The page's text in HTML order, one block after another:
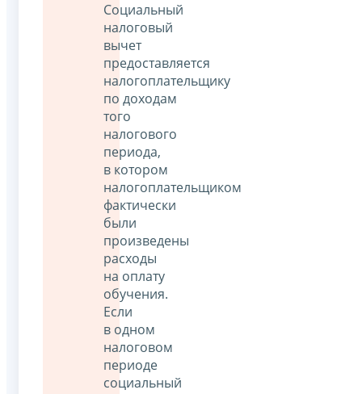
Социальный
налоговый
вычет
предоставляется
налогоплательщику
по доходам
того
налогового
периода,
в котором
налогоплательщиком
фактически
были
произведены
расходы
на оплату
обучения.
Если
в одном
налоговом
периоде
социальный